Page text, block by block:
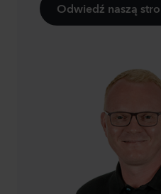
Odwiedź naszą